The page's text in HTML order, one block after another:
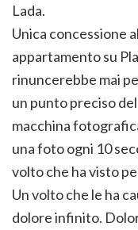
Lada.
Unica concessione
appartamento su
rinuncerebbe mai
un punto preciso
macchina
una foto ogni 10
volto che ha visto
Un volto che le ha
dolore infinito.